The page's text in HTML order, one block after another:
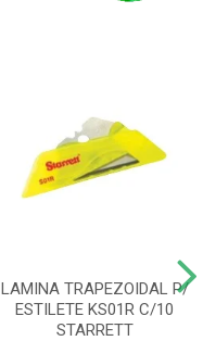
LAMINA TRAPEZOIDAL P/
ESTILETE KS01R C/10
STARRETT